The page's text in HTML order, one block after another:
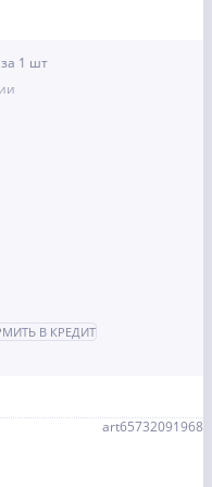
за 1 шт
В КРЕДИТ
art65732091968